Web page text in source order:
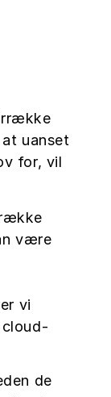
uanset
for, vil
være
vi
de